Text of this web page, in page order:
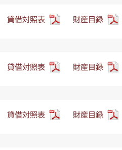
貸借対照表 財産目録
貸借対照表 財産目録
貸借対照表 財産目録